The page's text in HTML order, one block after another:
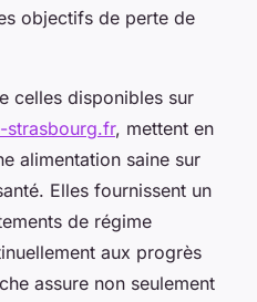
objectifs de perte de
celles disponibles sur
strasbourg.fr, mettent en
alimentation saine sur
Elles fournissent un
de régime
aux progrès
assure non seulement